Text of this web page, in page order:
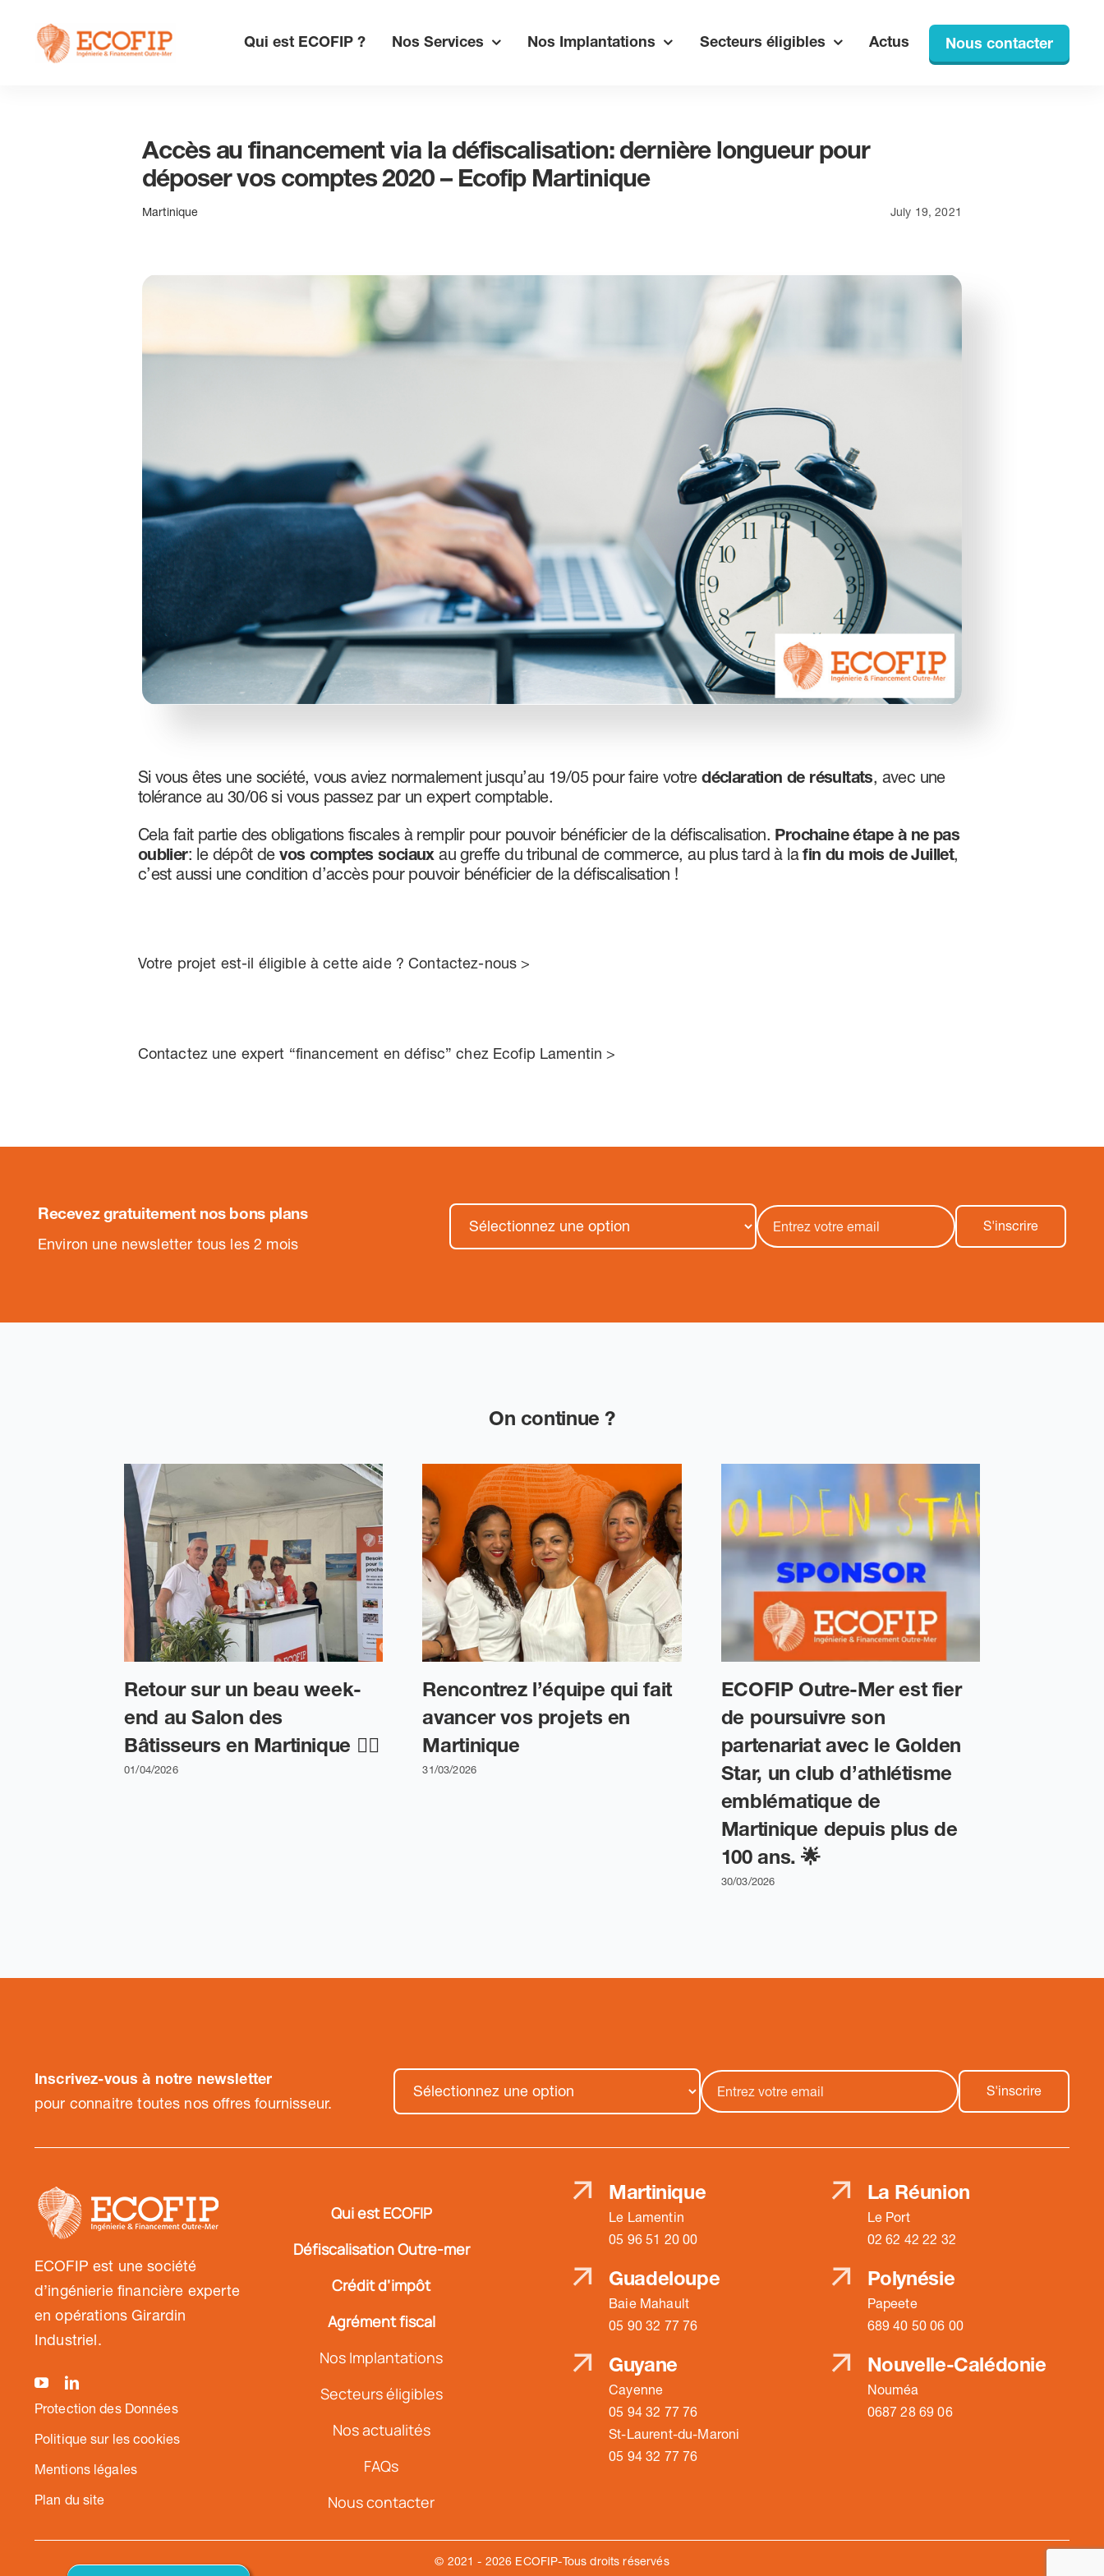
content
Qui est ECOFIP ? Nos Services Nos Implantations Secteurs éligibles Actus Nous contacter
Accès au financement via la défiscalisation: dernière longueur pour
déposer vos comptes 2020 – Ecofip Martinique
Martinique July 19, 2021
Si vous êtes une société, vous aviez normalement jusqu’au 19/05 pour faire votredéclaration de résultats, avec une
tolérance au 30/06 si vous passez par un expert comptable.
Cela fait partie des obligations fiscales à remplir pour pouvoir bénéficier de la défiscalisation. Prochaine étape à ne pas
oublier: le dépôt devos comptes sociauxau greffe du tribunal de commerce, au plus tard à lafin du mois de Juillet,
c’est aussi une condition d’accès pour pouvoir bénéficier de la défiscalisation !
Votre projet est-il éligible à cette aide ? Contactez-nous >
Contactez une expert “financement en défisc” chez Ecofip Lamentin >
Recevez gratuitement nos bons plans.
Environ une newsletter tous les 2 mois
On continue ?
Retour sur un beau week-
end au Salon des
Bâtisseurs en Martinique 👷‍♂️
01/04/2026
Rencontrez l’équipe qui fait
avancer vos projets en
Martinique
31/03/2026
ECOFIP Outre-Mer est fier
de poursuivre son
partenariat avec le Golden
Star, un club d’athlétisme
emblématique de
Martinique depuis plus de
100 ans. 🌟
30/03/2026
Inscrivez-vous à notre newsletter
pour connaitre toutes nos offres fournisseur.
ECOFIP est une société
d’ingénierie financière experte
en opérations Girardin
Industriel.
Protection des Données
Politique sur les cookies
Mentions légales
Plan du site
Qui est ECOFIP
Défiscalisation Outre-mer
Crédit d’impôt
Agrément fiscal
Nos Implantations
Secteurs éligibles
Nos actualités
FAQs
Nous contacter
Martinique
Le Lamentin
05 96 51 20 00
Guadeloupe
Baie Mahault
05 90 32 77 76
Guyane
Cayenne
05 94 32 77 76
St-Laurent-du-Maroni
05 94 32 77 76
La Réunion
Le Port
02 62 42 22 32
Polynésie
Papeete
689 40 50 06 00
Nouvelle-Calédonie
Nouméa
0687 28 69 06
© 2021 - 2026 ECOFIP-Tous droits réservés